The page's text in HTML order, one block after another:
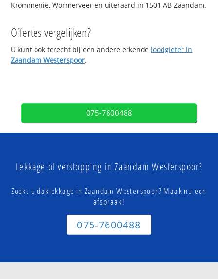
Krommenie, Wormerveer en uiteraard in 1501 AB Zaandam.
Offertes vergelijken?
U kunt ook terecht bij een andere erkende loodgieter in
Zaandam Westerspoor.
075-7600488
Lekkage of verstopping in Zaandam Westerspoor?
Zoekt u daklekkage in Zaandam Westerspoor? Maak nu een
afspraak!
075-7600488